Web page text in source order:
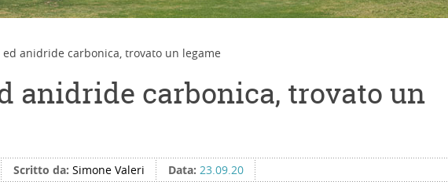
anidride carbonica, trovato un legame
anidride carbonica, trovato un
Scritto da: Simone Valeri Data: 23.09.20